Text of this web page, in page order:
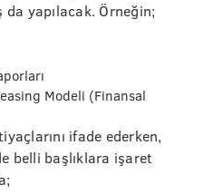
yapılacak. Örneğin;
Modeli (Finansal
ifade ederken,
belli başlıklara işaret